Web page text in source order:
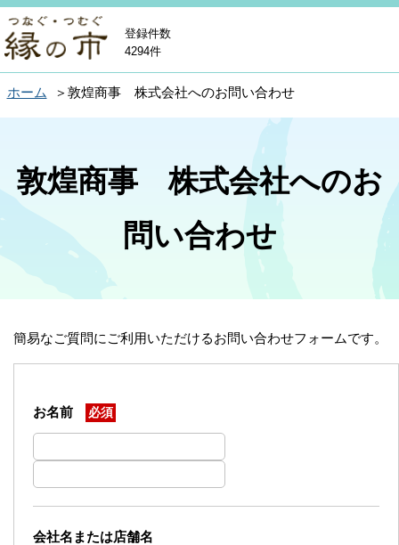
登録件数
4294件
ホーム 敦煌商事 株式会社へのお問い合わせ
敦煌商事 株式会社へのお
問い合わせ
簡易なご質問にご利用いただけるお問い合わせフォームです。
お名前 必須
会社名または店舗名